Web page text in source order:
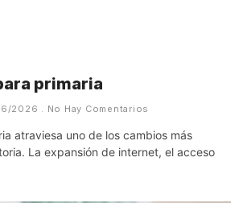
primaria
2026 No Hay Comentarios
atraviesa uno de los cambios más
La expansión de internet, el acceso